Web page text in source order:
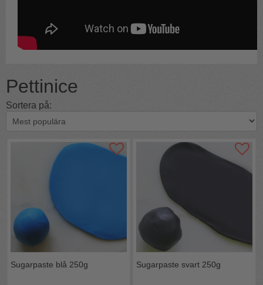
Pettinice
Sortera på:
Sugarpaste blå 250g Sugarpaste svart 250g